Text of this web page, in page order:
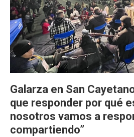
Galarza en San
que responder por qué
nosotros vamos a
compartiendo”